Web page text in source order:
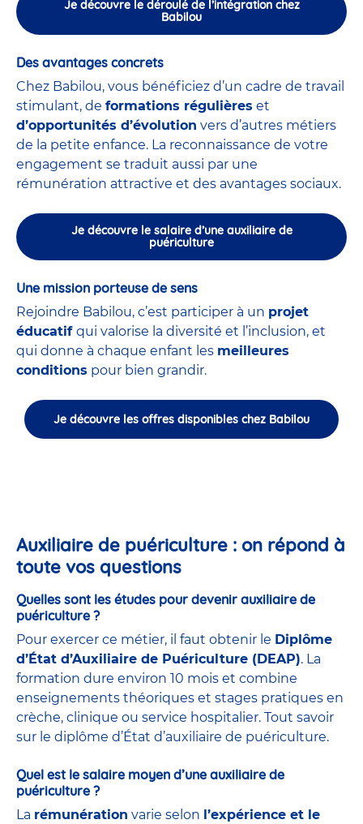
Je découvre le déroulé de l’intégration chez
Babilou
Des avantages concrets
Chez Babilou, vous bénéficiez d’un cadre de travail
stimulant, de formations régulières et
d’opportunités d’évolution vers d’autres métiers
de la petite enfance. La reconnaissance de votre
engagement se traduit aussi par une
rémunération attractive et des avantages sociaux.
Je découvre le salaire d’une auxiliaire de
puériculture
Une mission porteuse de sens
Rejoindre Babilou, c’est participer à un projet
éducatif qui valorise la diversité et l’inclusion, et
qui donne à chaque enfant les meilleures
conditions pour bien grandir.
Je découvre les offres disponibles chez Babilou
Auxiliaire de puériculture : on répond à
toute vos questions
Quelles sont les études pour devenir auxiliaire de
puériculture ?
Pour exercer ce métier, il faut obtenir le Diplôme
d’État d’Auxiliaire de Puériculture (DEAP). La
formation dure environ 10 mois et combine
enseignements théoriques et stages pratiques en
crèche, clinique ou service hospitalier. Tout savoir
sur le diplôme d’État d’auxiliaire de puériculture.
Quel est le salaire moyen d’une auxiliaire de
puériculture ?
La rémunération varie selon l’expérience et le